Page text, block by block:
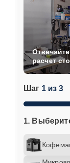
Шаг 1 из 3
1.
расчет